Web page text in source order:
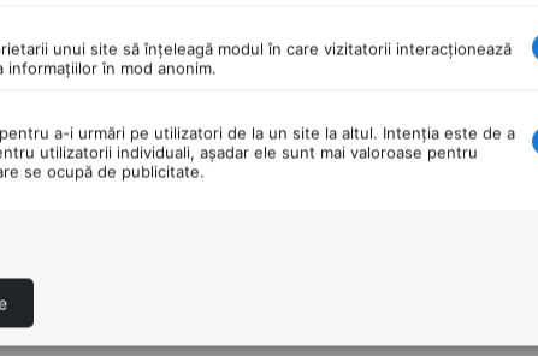
Port, 1xHDMI
unui site să înţeleagă modul în care vizitatorii interacţionează
în mod anonim.
a-i urmări pe utilizatori de la un site la altul. Intenţia este de a
utilizatorii individuali, aşadar ele sunt mai valoroase pentru
se ocupă de publicitate.